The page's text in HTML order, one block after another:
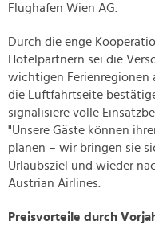
Flughafen Wien AG.
Durch die enge
Hotelpartnern sei die
wichtigen Ferienregionen
die Luftfahrtseite
signalisiere volle
"Unsere Gäste können
planen – wir bringen sie
Urlaubsziel und wieder
Austrian Airlines.
Preisvorteile durch